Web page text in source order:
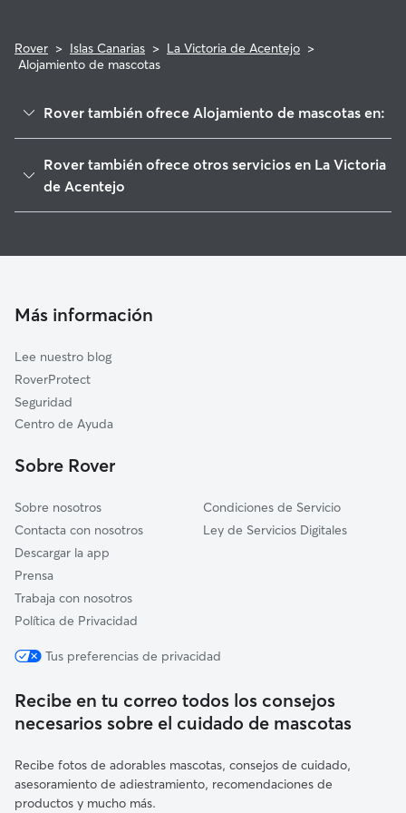
Rover > Islas Canarias > La Victoria de Acentejo >
Alojamiento de mascotas
Rover también ofrece Alojamiento de mascotas en:
Santa Úrsula
Tacoronte
Candelaria
Los Realejos
El Rosario
Tegueste
Rover también ofrece otros servicios en La Victoria
de Acentejo
Cuidadores a domicilio en La-Victoria-De-Acentejo
Más información
Lee nuestro blog
RoverProtect
Seguridad
Centro de Ayuda
Sobre Rover
Sobre nosotros
Contacta con nosotros
Descargar la app
Prensa
Trabaja con nosotros
Política de Privacidad
Condiciones de Servicio
Ley de Servicios Digitales
Tus preferencias de privacidad
Recibe en tu correo todos los consejos
necesarios sobre el cuidado de mascotas
Recibe fotos de adorables mascotas, consejos de cuidado,
asesoramiento de adiestramiento, recomendaciones de
productos y mucho más.